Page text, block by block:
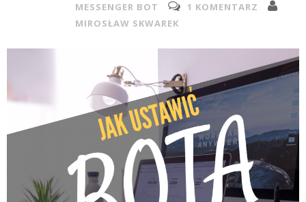
MESSENGER BOT
1 KOMENTARZ
MIROSŁAW SKWAREK